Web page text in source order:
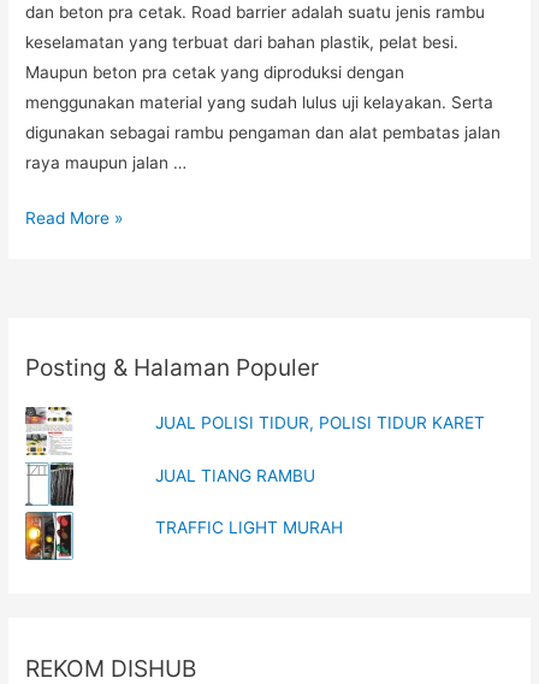
dan beton pra cetak. Road barrier adalah suatu jenis rambu
keselamatan yang terbuat dari bahan plastik, pelat besi.
Maupun beton pra cetak yang diproduksi dengan
menggunakan material yang sudah lulus uji kelayakan. Serta
digunakan sebagai rambu pengaman dan alat pembatas jalan
raya maupun jalan …
ROAD
Read More »
Posting & Halaman Populer
JUAL POLISI TIDUR, POLISI TIDUR KARET
JUAL TIANG RAMBU
TRAFFIC LIGHT MURAH
REKOM DISHUB